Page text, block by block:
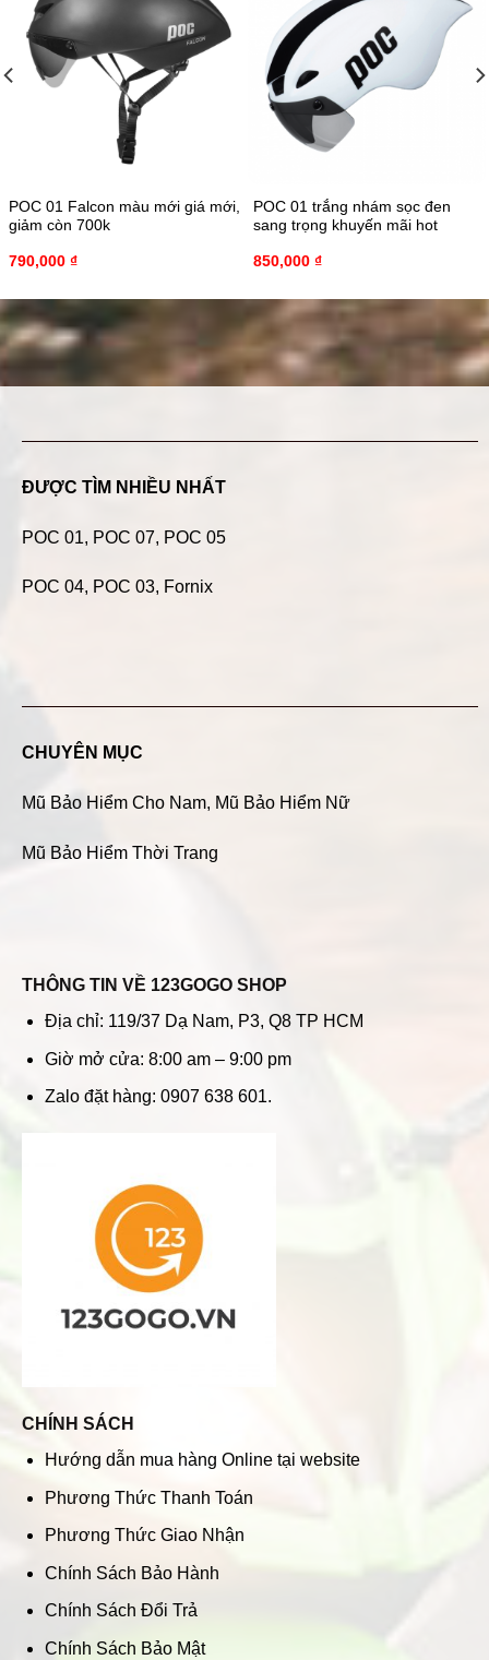
POC 01 Falcon màu mới giá mới,
giảm còn 700k
790,000 ₫
POC 01 trắng nhám sọc đen
sang trọng khuyến mãi hot
850,000 ₫
ĐƯỢC TÌM NHIỀU NHẤT
POC 01, POC 07, POC 05
POC 04, POC 03, Fornix
CHUYÊN MỤC
Mũ Bảo Hiểm Cho Nam, Mũ Bảo Hiểm Nữ
Mũ Bảo Hiểm Thời Trang
THÔNG TIN VỀ 123GOGO SHOP
Địa chỉ: 119/37 Dạ Nam, P3, Q8 TP HCM
Giờ mở cửa: 8:00 am – 9:00 pm
Zalo đặt hàng: 0907 638 601.
CHÍNH SÁCH
Hướng dẫn mua hàng Online tại website
Phương Thức Thanh Toán
Phương Thức Giao Nhận
Chính Sách Bảo Hành
Chính Sách Đổi Trả
Chính Sách Bảo Mật